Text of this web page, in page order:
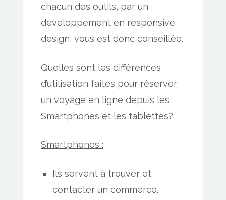
chacun des outils, par un
développement en responsive
design, vous est donc conseillée.
Quelles sont les différences
d’utilisation faites pour réserver
un voyage en ligne depuis les
Smartphones et les tablettes?
Smartphones :
Ils servent à trouver et
contacter un commerce.